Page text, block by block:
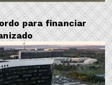
para financiar